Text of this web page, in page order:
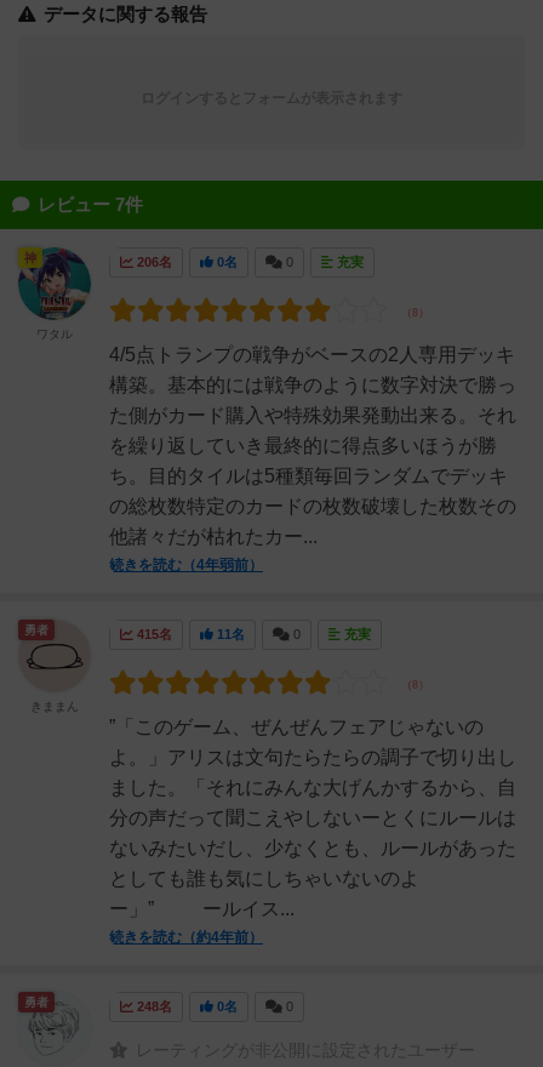
データに関する報告
レビュー 7件
206名 0名 0 充実
4/5点トランプの戦争がベースの2人専用デッキ
構築。基本的には戦争のように数字対決で勝っ
た側がカード購入や特殊効果発動出来る。それ
を繰り返していき最終的に得点多いほうが勝
ち。目的タイルは5種類毎回ランダムでデッキ
の総枚数特定のカードの枚数破壊した枚数その
他諸々だが枯れたカー...
続きを読む（4年弱前）
神
ワタル
415名 11名 0 充実
”「このゲーム、ぜんぜんフェアじゃないの
よ。」アリスは文句たらたらの調子で切り出し
ました。「それにみんな大げんかするから、自
分の声だって聞こえやしないーとくにルールは
ないみたいだし、少なくとも、ルールがあった
としても誰も気にしちゃいないのよ
ー」” ールイス...
続きを読む（約4年前）
勇者
きままん
248名 0名 0
レーティングが非公開に設定されたユーザー
勇者